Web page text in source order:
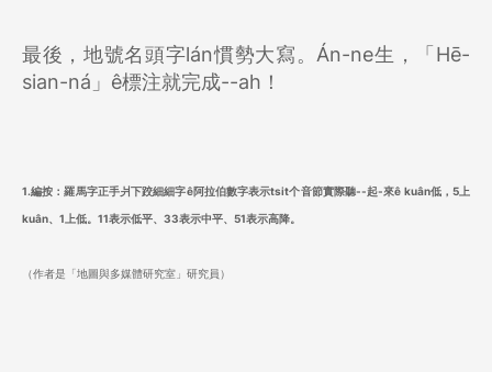
最後，地號名頭字lán慣勢大寫。Án-ne生，「Hē-
sian-ná」ê標注就完成--ah！
1.編按：羅馬字正手爿下跤細細字ê阿拉伯數字表示tsit个音節實際聽--起-來ê kuân低，5上
kuân、1上低。11表示低平、33表示中平、51表示高降。
（作者是「地圖與多媒體研究室」研究員）